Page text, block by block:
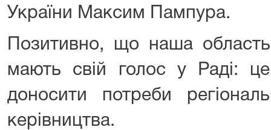
України Максим Пампура.
Позитивно, що наша
мають свій голос у Раді:
доносити потреби
керівництва.